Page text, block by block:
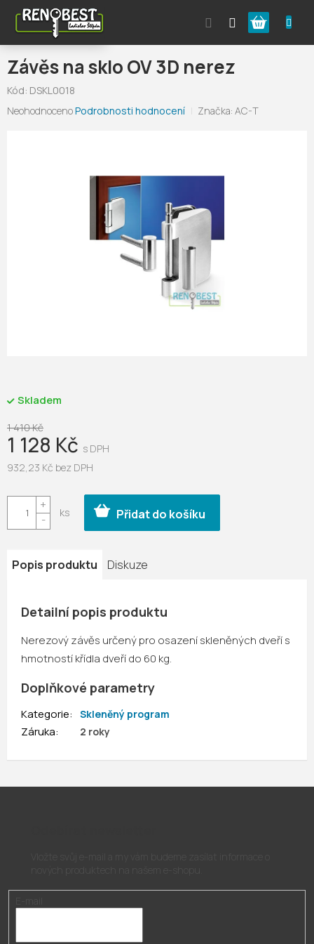
obsah
Nákupní
košík
Závěs na sklo OV 3D nerez
Kód: DSKL0018
Průměrné
NeohodnocenoPodrobnosti hodnocení Značka:AC-T
1 410 Kč
1 128 Kč
932,23 Kč bez DPH
cena:
Skladem
Přidat do košíku
Popis produktu Diskuze
Detailní popis produktu
Nerezový závěs určený pro osazení skleněných dveří s
hmotností křídla dveří do 60 kg.
Doplňkové parametry
Kategorie: Skleněný program
Záruka: 2 roky